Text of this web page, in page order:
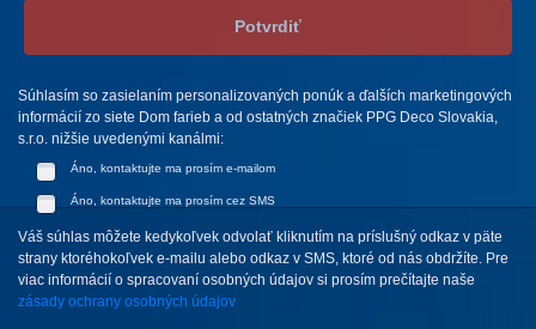
Potvrdiť
Súhlasím so zasielaním personalizovaných ponúk a ďalších marketingových
informácií zo siete Dom farieb a od ostatných značiek PPG Deco Slovakia,
s.r.o. nižšie uvedenými kanálmi:
Áno, kontaktujte ma prosím e-mailom
Áno, kontaktujte ma prosím cez SMS
Váš súhlas môžete kedykoľvek odvolať kliknutím na príslušný odkaz v päte
strany ktoréhokoľvek e-mailu alebo odkaz v SMS, ktoré od nás obdržíte. Pre
viac informácií o spracovaní osobných údajov si prosím prečítajte naše
zásady ochrany osobných údajov